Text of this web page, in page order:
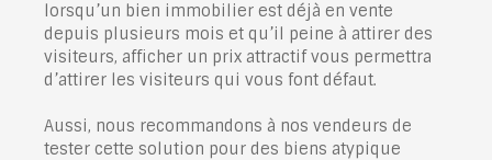
lorsqu’un bien immobilier est déjà en vente
depuis plusieurs mois et qu’il peine à attirer des
visiteurs, afficher un prix attractif vous permettra
d’attirer les visiteurs qui vous font défaut.
Aussi, nous recommandons à nos vendeurs de
tester cette solution pour des biens atypique